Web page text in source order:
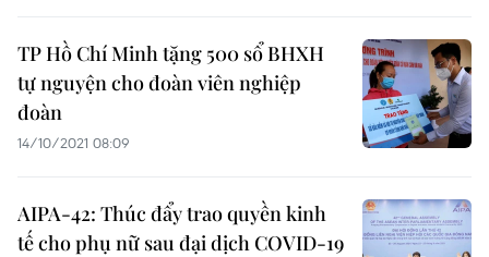
TP Hồ Chí Minh tặng 500 sổ BHXH
tự nguyện cho đoàn viên nghiệp
đoàn
14/10/2021 08:09
AIPA-42: Thúc đẩy trao quyền kinh
tế cho phụ nữ sau đại dịch COVID-19